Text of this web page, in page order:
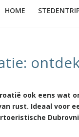
HOME
ook eens wat
rust. Ideaal voor